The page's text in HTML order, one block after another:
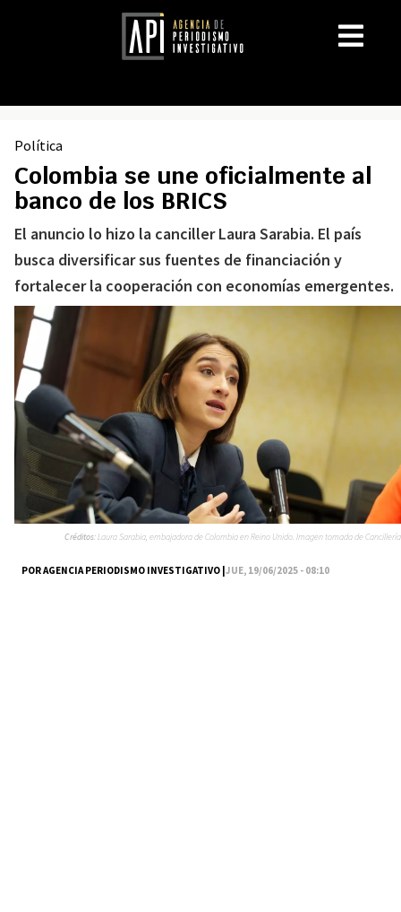
Política
Colombia se une oficialmente al
banco de los BRICS
El anuncio lo hizo la canciller Laura Sarabia. El país
busca diversificar sus fuentes de financiación y
fortalecer la cooperación con economías emergentes.
POR AGENCIA PERIODISMO INVESTIGATIVO |JUE, 19/06/2025 - 08:10
Créditos:Laura Sarabia, embajadora de Colombia en Reino Unido. Imagen tomada de Cancillería